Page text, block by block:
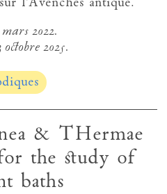
l’Avenches antique.
2022.
octobre 2025.
& THermae
the study of
baths